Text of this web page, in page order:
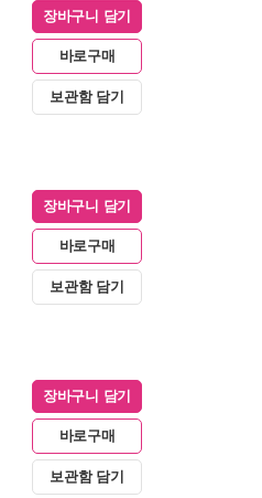
장바구니 담기
바로구매
보관함 담기
장바구니 담기
바로구매
보관함 담기
장바구니 담기
바로구매
보관함 담기